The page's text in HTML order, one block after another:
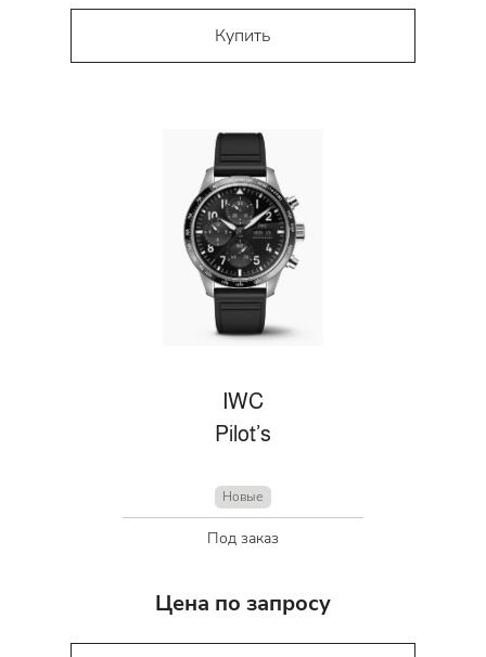
Купить
IWC
Pilot’s
Новые
Под заказ
Цена по запросу